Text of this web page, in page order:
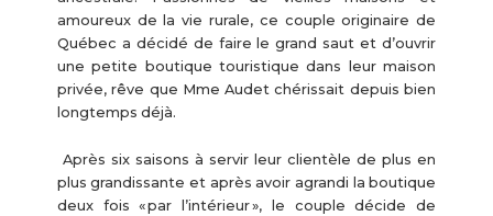
amoureux de la vie rurale, ce couple originaire de
Québec a décidé de faire le grand saut et d’ouvrir
une petite boutique touristique dans leur maison
privée, rêve que Mme Audet chérissait depuis bien
longtemps déjà.
Après six saisons à servir leur clientèle de plus en
plus grandissante et après avoir agrandi la boutique
deux fois « par l’intérieur », le couple décide de